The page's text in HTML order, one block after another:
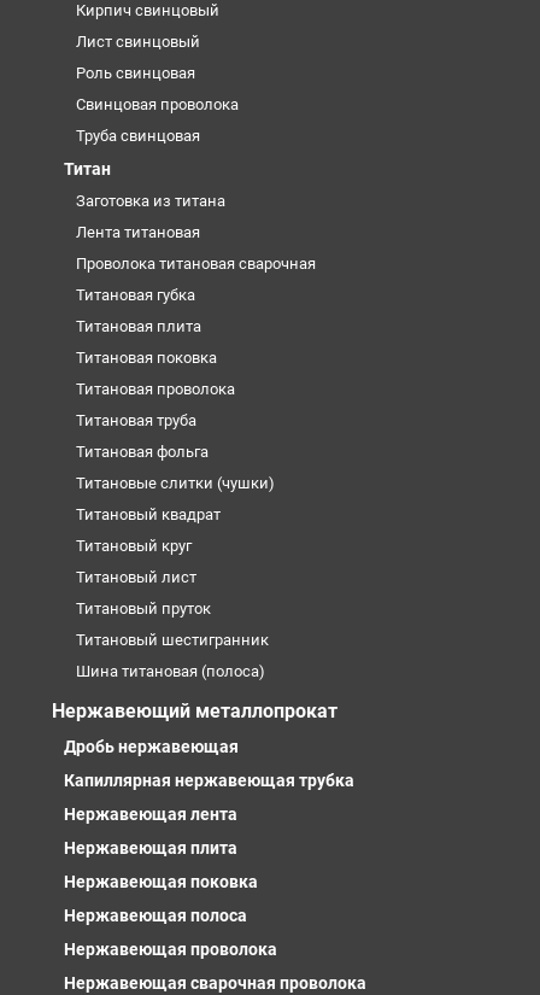
Кирпич свинцовый
Лист свинцовый
Роль свинцовая
Свинцовая проволока
Труба свинцовая
Титан
Заготовка из титана
Лента титановая
Проволока титановая сварочная
Титановая губка
Титановая плита
Титановая поковка
Титановая проволока
Титановая труба
Титановая фольга
Титановые слитки (чушки)
Титановый квадрат
Титановый круг
Титановый лист
Титановый пруток
Титановый шестигранник
Шина титановая (полоса)
Нержавеющий металлопрокат
Дробь нержавеющая
Капиллярная нержавеющая трубка
Нержавеющая лента
Нержавеющая плита
Нержавеющая поковка
Нержавеющая полоса
Нержавеющая проволока
Нержавеющая сварочная проволока